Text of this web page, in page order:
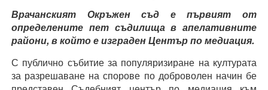
Врачанският Окръжен съд е първият от
определените пет съдилища в апелативните
райони, в който е изграден Център по медиация.
С публично събитие за популяризиране на културата
за разрешаване на спорове по доброволен начин бе